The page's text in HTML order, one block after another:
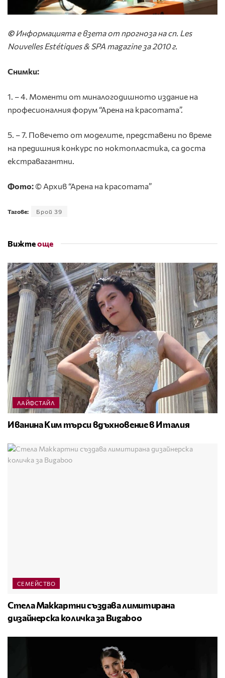
©Информацията е взета от прогноза на сп. Les
Nouvelles Estétiques & SPA magazine за 2010 г.
Снимки:
1. – 4. Моменти от миналогодишното издание на
професионалния форум “Арена на красотата”.
5. – 7. Повечето от моделите, представени по време
на предишния конкурс по ноктопластика, са доста
екстравагантни.
Фото:© Архив “Арена на красотата”
Тагове: Брой 39
Вижтеоще
ЛАЙФСТАЙЛ
Иванина Ким търси вдъхновение в Италия
СЕМЕЙСТВО
Стела Маккартни създава лимитирана
дизайнерска количка за Bugaboo